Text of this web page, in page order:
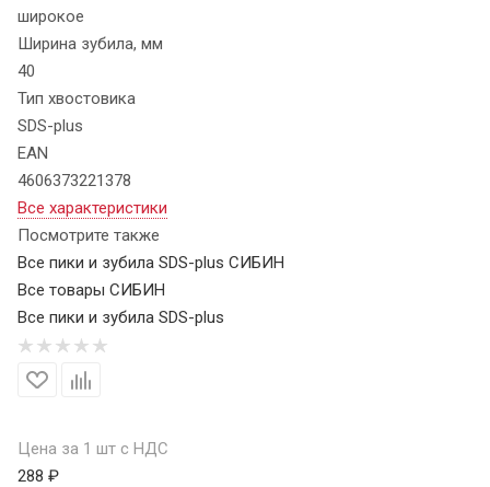
широкое
Ширина зубила, мм
40
Тип хвостовика
SDS-plus
EAN
4606373221378
Все характеристики
Посмотрите также
Все пики и зубила SDS-plus СИБИН
Все товары СИБИН
Все пики и зубила SDS-plus
Цена за 1 шт с НДС
288 ₽